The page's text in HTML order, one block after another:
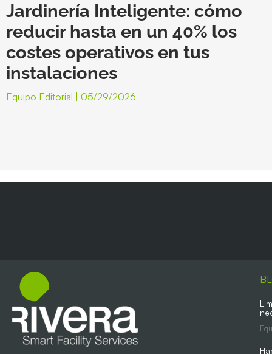
Jardinería Inteligente: cómo
reducir hasta en un 40% los
costes operativos en tus
instalaciones
Equipo Editorial 05/29/2026